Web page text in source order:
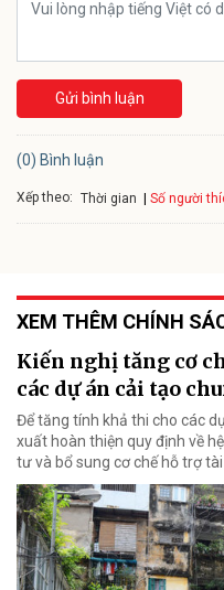
Gửi bình luận
(0) Bình luận
Xếp theo: Thời gian Số người
XEM THÊM CHÍNH
Kiến nghị tăng cơ
các dự án cải tạo
Để tăng tính khả thi cho các
xuất hoàn thiện quy định về
tư và bổ sung cơ chế hỗ trợ tài